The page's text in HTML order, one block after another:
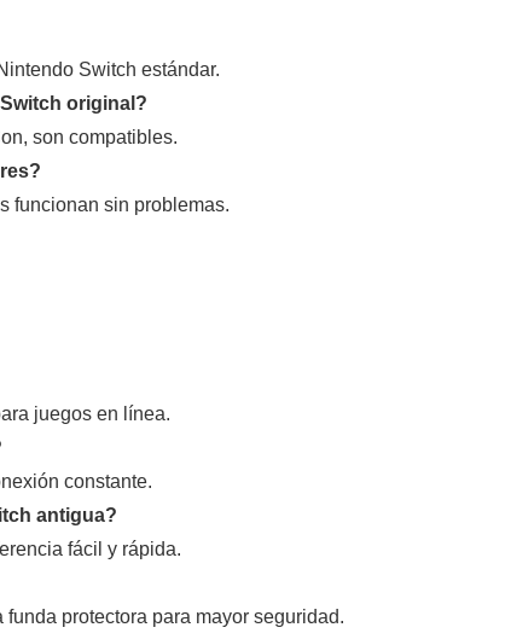
Switch estándar.
original?
son compatibles.
funcionan sin problemas.
juegos en línea.
constante.
antigua?
fácil y rápida.
protectora para mayor seguridad.